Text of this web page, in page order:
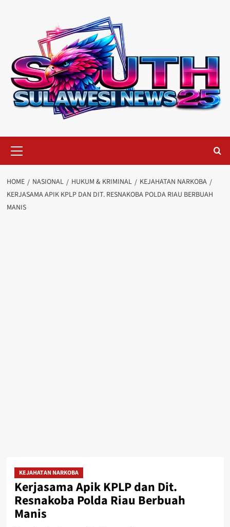
Menu
HOME NASIONAL HUKUM & KRIMINAL
KEJAHATAN NARKOBA
KERJASAMA APIK KPLP DAN DIT. RESNAKOBA POLDA RIAU BERBUAH
MANIS
KEJAHATAN NARKOBA
Kerjasama Apik KPLP dan Dit.
Resnakoba Polda Riau Berbuah
Manis